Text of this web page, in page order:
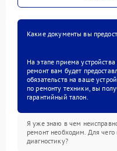
Какие документы вы
На этапе приема
ремонт вам будет
обязательств на ваше
по ремонту техники, вы
гарантийный талон.
Я уже знаю в чем
ремонт необходим. Для чего
диагностику?